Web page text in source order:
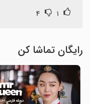
۱ ۴
رایگان تماشا کن